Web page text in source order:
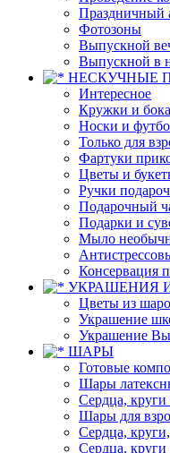
Праздничный
Фотозоны
Выпускной
Выпускной в
НЕСКУЧНЫЕ
Интересное
Кружки и
Носки и
Только для
Фартуки
Цветы и
Ручки
Подарочный
Подарки и
Мыло
Консервация
УКРАШЕНИЯ
Цветы из
Украшение
Украшение
ШАРЫ
Готовые
Шары
Сердца,
Шары для
Сердца,
Сердца,